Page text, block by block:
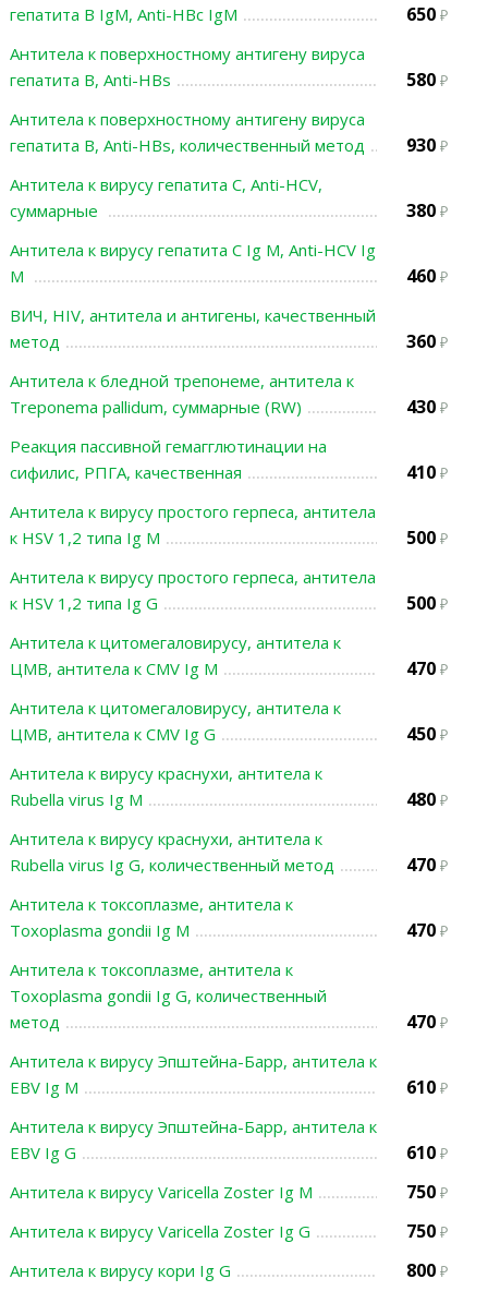
гепатита В IgM, Anti-HBc IgM
650
Антитела к поверхностному антигену вируса
гепатита В, Anti-HBs
580
Антитела к поверхностному антигену вируса
гепатита В, Anti-HBs, количественный метод
930
Антитела к вирусу гепатита С, Anti-HCV,
суммарные
380
Антитела к вирусу гепатита С Ig M, Anti-HCV Ig
M
460
ВИЧ, HIV, антитела и антигены, качественный
метод
360
Антитела к бледной трепонеме, антитела к
Treponema pallidum, суммарные (RW)
430
Реакция пассивной гемагглютинации на
сифилис, РПГА, качественная
410
Антитела к вирусу простого герпеса, антитела
к HSV 1,2 типа Ig М
500
Антитела к вирусу простого герпеса, антитела
к HSV 1,2 типа Ig G
500
Антитела к цитомегаловирусу, антитела к
ЦМВ, антитела к СMV Ig М
470
Антитела к цитомегаловирусу, антитела к
ЦМВ, антитела к СMV Ig G
450
Антитела к вирусу краснухи, антитела к
Rubella virus Ig M
480
Антитела к вирусу краснухи, антитела к
Rubella virus Ig G, количественный метод
470
Антитела к токсоплазме, антитела к
Toxoplasma gondii Ig M
470
Антитела к токсоплазме, антитела к
Toxoplasma gondii Ig G, количественный
метод
470
Антитела к вирусу Эпштейна-Барр, антитела к
EBV Ig M
610
Антитела к вирусу Эпштейна-Барр, антитела к
EBV Ig G
610
Антитела к вирусу Varicella Zoster Ig M 750
Антитела к вирусу Varicella Zoster Ig G 750
Антитела к вирусу кори Ig G 800